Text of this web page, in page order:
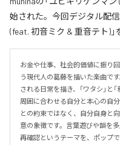
始された。今回デジタル配
(feat. 初音ミク & 重音テト)」
お金や仕事、社会的価値に振り
う現代人の葛藤を描いた楽曲で
される日常を描き、「ワタシ」と
周囲に合わせる自分と本心の自
との約束ではなく、自分自身と
意の象徴です。言葉遊びや韻を
再確認というテーマを、ポップ